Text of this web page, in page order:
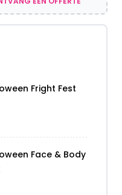
Fright Fest
Face & Body